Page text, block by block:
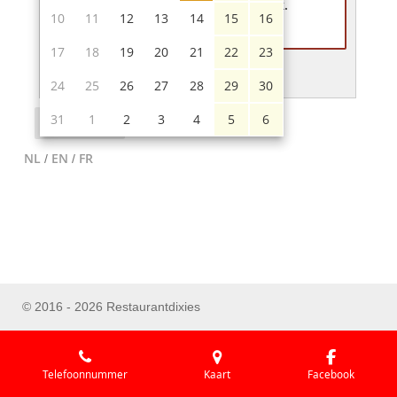
10
11 12 13 14 15
16
17
18 19 20 21 22
23
24
25 26 27 28 29
30
31
1 2 3 4 5 6
kleinschaligheid niet mogelijk.
Volgende
NL / EN / FR
© 2016 - 2026 Restaurantdixies
Telefoonnummer Kaart Facebook